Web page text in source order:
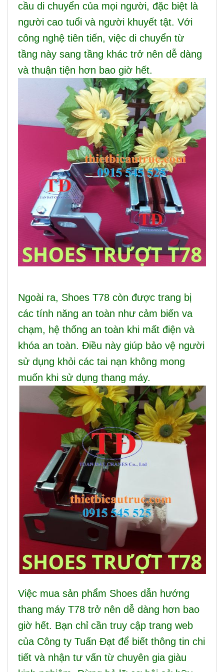
cầu di chuyển của mọi người, đặc biệt là
người cao tuổi và người khuyết tật. Với
công nghệ tiên tiến, việc di chuyển từ
tầng này sang tầng khác trở nên dễ dàng
và thuận tiện hơn bao giờ hết.
Ngoài ra, Shoes T78 còn được trang bị
các tính năng an toàn như cảm biến va
chạm, hệ thống an toàn khi mất điện và
khóa an toàn. Điều này giúp bảo vệ người
sử dụng khỏi các tai nạn không mong
muốn khi sử dụng thang máy.
Việc mua sản phẩm Shoes dẫn hướng
thang máy T78 trở nên dễ dàng hơn bao
giờ hết. Bạn chỉ cần truy cập trang web
của Công ty Tuấn Đạt để biết thông tin chi
tiết và nhận tư vấn từ chuyên gia giàu